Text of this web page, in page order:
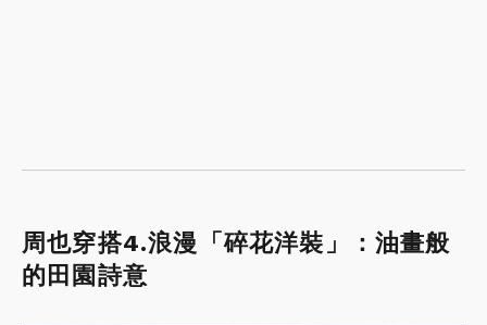
周也穿搭4.浪漫「碎花洋裝」：油畫般
的田園詩意